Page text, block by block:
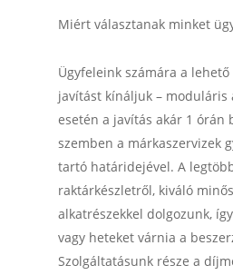
Miért választanak minket
Ügyfeleink számára a
javítást kínáljuk – moduláris
esetén a javítás akár 1 órán
szemben a márkaszervizek
tartó határidejével. A
raktárkészletről, kiváló
alkatrészekkel dolgozunk,
vagy heteket várnia a
Szolgáltatásunk része a